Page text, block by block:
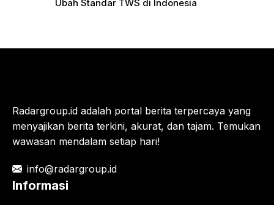
Ubah Standar TWS di Indonesia
Radargroup.id adalah portal berita terpercaya yang
menyajikan berita terkini, akurat, dan tajam. Temukan
wawasan mendalam setiap hari!
info@radargroup.id
Informasi